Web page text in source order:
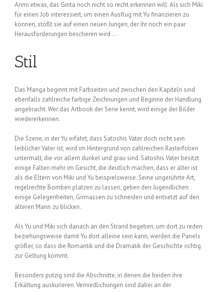
Arimi etwas, das Ginta noch nicht so recht erkennen will. Als sich Miki
für einen Job interessiert, um einen Ausflug mit Yu finanzieren zu
können, stößt sie auf einen neuen Jungen, der ihr noch ein paar
Herausforderungen bescheren wird …
Stil
Das Manga beginnt mit Farbseiten und zwischen den Kapiteln sind
ebenfalls zahlreiche farbige Zeichnungen und Beginne der Handlung
angebracht. Wer das Artbook der Serie kennt, wird einige der Bilder
wiedererkennen.
Die Szene, in der Yu erfährt, dass Satoshis Vater doch nicht sein
leiblicher Vater ist, wird im Hintergrund von zahlreichen Rasterfolien
untermalt, die vor allem dunkel und grau sind. Satoshis Vater besitzt
einige Falten mehr im Gesicht, die deutlich machen, dass er älter ist
als die Eltern von Miki und Yu beispielsweise. Seine ungerührte Art,
regelrechte Bomben platzen zu lassen, geben den Jugendlichen
einige Gelegenheiten, Grimassen zu schneiden und entsetzt auf den
älteren Mann zu blicken.
Als Yu und Miki sich danach an den Strand begeben, um dort zu reden
beziehungsweise damit Yu dort alleine sein kann, werden die Panels
größer, so dass die Romantik und die Dramatik der Geschichte richtig
zur Geltung kommt.
Besonders putzig sind die Abschnitte, in denen die beiden ihre
Erkältung auskurieren. Verniedlichungen sind dabei an der